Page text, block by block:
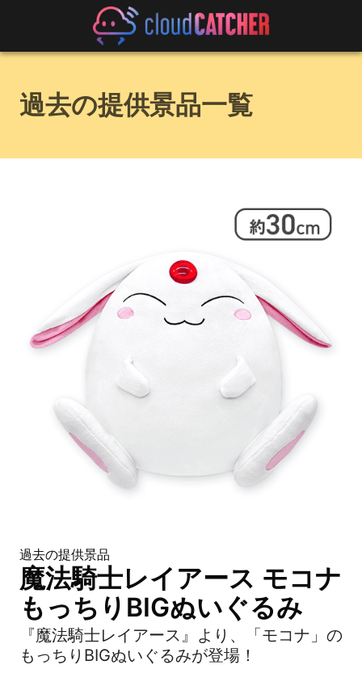
過去の提供景品一覧
過去の提供景品
魔法騎士レイアース モコナ
もっちりBIGぬいぐるみ
『魔法騎士レイアース』より、「モコナ」の
もっちりBIGぬいぐるみが登場！